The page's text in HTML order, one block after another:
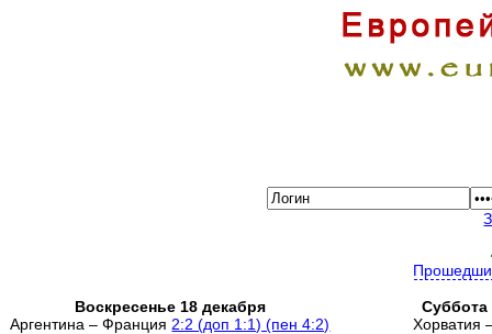
Воскресенье 18 декабря
Аргентина – Франция 2:2 (доп 1:1) (пен 4:2)
Суббота
Хорватия